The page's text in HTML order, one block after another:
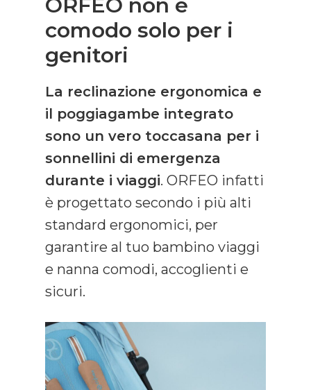
comodo solo per i
genitori
La reclinazione ergonomica e
il poggiagambe integrato
sono un vero toccasana per i
sonnellini di emergenza
durante i viaggi. ORFEO infatti
è progettato secondo i più alti
standard ergonomici, per
garantire al tuo bambino viaggi
e nanna comodi, accoglienti e
sicuri.